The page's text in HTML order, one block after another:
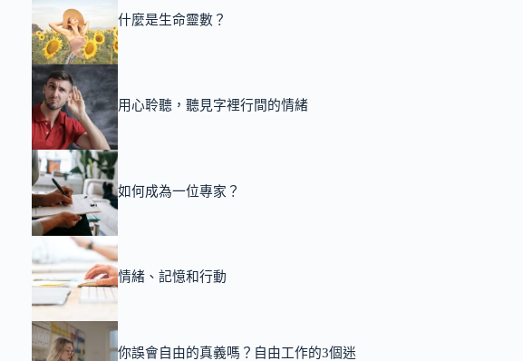
什麼是生命靈數？
用心聆聽，聽見字裡行間的情緒
如何成為一位專家？
情緒、記憶和行動
你誤會自由的真義嗎？自由工作的3個迷